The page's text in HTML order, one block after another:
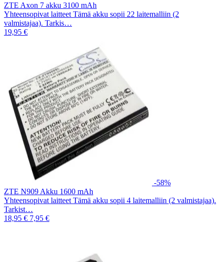
ZTE Axon 7 akku 3100 mAh
Yhteensopivat laitteet Tämä akku sopii 22 laitemalliin (2
valmistajaa). Tarkis…
19,95 €
-58%
ZTE N909 Akku 1600 mAh
Yhteensopivat laitteet Tämä akku sopii 4 laitemalliin (2 valmistajaa).
Tarkist…
18,95 € 7,95 €